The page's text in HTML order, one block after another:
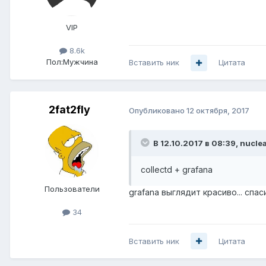
VIP
8.6k
Пол:Мужчина Вставить ник Цитата
2fat2fly
Пользователи
34
Опубликовано 12 октября, 2017
В 12.10.2017 в 08:39,
collectd + grafana
grafana выглядит красиво...
Вставить ник Цитата